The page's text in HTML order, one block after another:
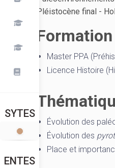
SYTES
ENTES
Pléistocène final -
Master PPA
Licence Histoire
Évolution des
Évolution des
Place et